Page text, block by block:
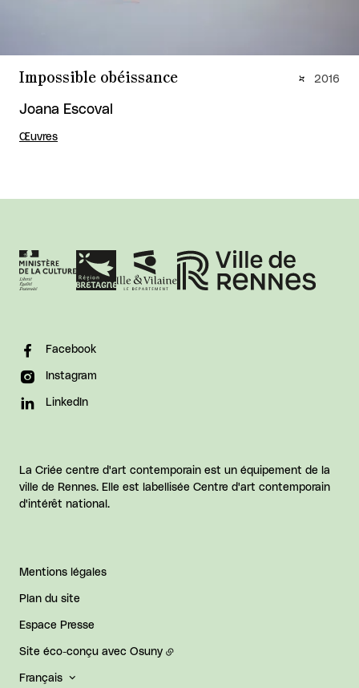
Impossible obéissance
Joana Escoval
Œuvres
2016
Facebook
Instagram
LinkedIn
La Criée centre d'art contemporain est un équipement de la
ville de Rennes. Elle est labellisée Centre d'art contemporain
d'intérêt national.
Mentions légales
Plan du site
Espace Presse
Site éco-conçu avec Osuny
Français